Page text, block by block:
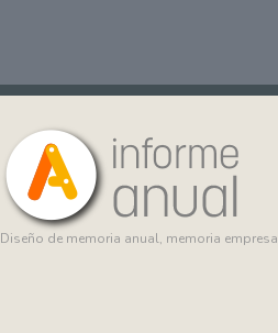
Diseño de memoria anual, memoria empresa